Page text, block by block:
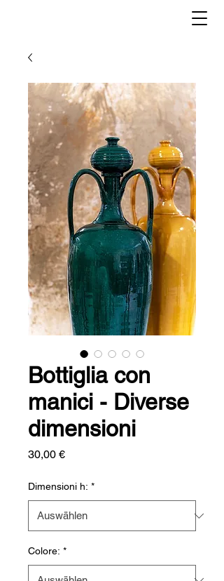
Bottiglia con
manici - Diverse
dimensioni
30,00 €Preis
Dimensioni h: *
Colore: *